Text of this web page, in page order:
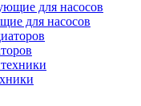
для насосов